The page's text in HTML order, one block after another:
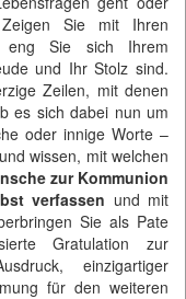
Sie mit Ihren
eng Sie sich Ihrem
und Ihr Stolz sind.
Zeilen, mit denen
es sich dabei nun um
oder innige Worte –
wissen, mit welchen
zur Kommunion
verfassen und mit
Sie als Pate
Gratulation zur
einzigartiger
für den weiteren